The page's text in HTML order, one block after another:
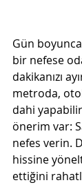
Gün
bir nefese
dakikanızı
metroda,
dahi
önerim var:
nefes verin.
hissine
ettiğini